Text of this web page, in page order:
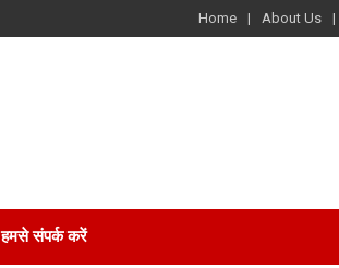
Home About Us
हमसे संपर्क करें